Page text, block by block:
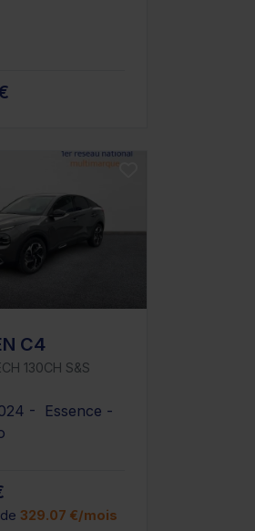
C4
130CH S&S
- Essence -
329.07 €/mois